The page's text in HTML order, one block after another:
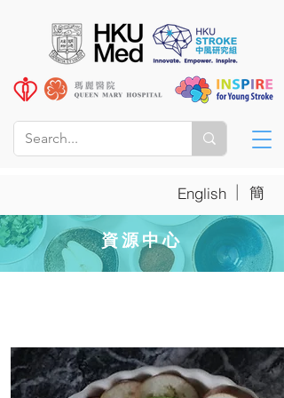
English | 簡
資源中心